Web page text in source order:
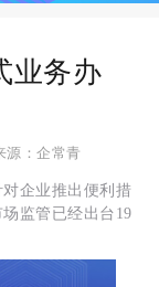
业务办
源：企常青
企业推出便利措
监管已经出台19